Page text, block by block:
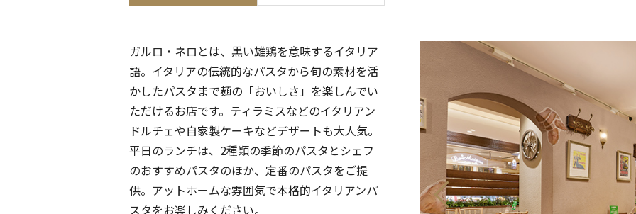
ガルロ・ネロとは、黒い雄鶏を意味するイタリア
語。イタリアの伝統的なパスタから旬の素材を活
かしたパスタまで麺の「おいしさ」を楽しんでい
ただけるお店です。ティラミスなどのイタリアン
ドルチェや自家製ケーキなどデザートも大人気。
平日のランチは、2種類の季節のパスタとシェフ
のおすすめパスタのほか、定番のパスタをご提
供。アットホームな雰囲気で本格的イタリアンパ
スタをお楽しみください。